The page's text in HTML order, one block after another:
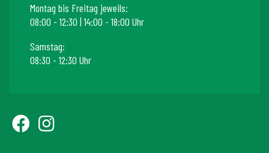
Montag bis Freitag jeweils:
08:00 - 12:30 | 14:00 - 18:00 Uhr
Samstag:
08:30 - 12:30 Uhr